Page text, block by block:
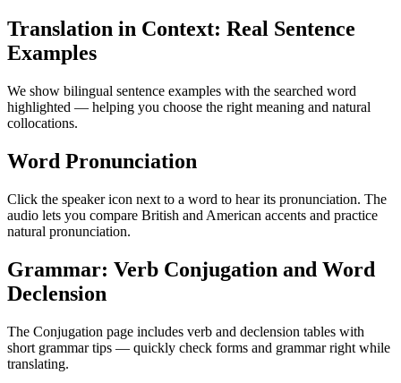
Translation in Context: Real Sentence
Examples
We show bilingual sentence examples with the searched word
highlighted — helping you choose the right meaning and natural
collocations.
Word Pronunciation
Click the speaker icon next to a word to hear its pronunciation. The
audio lets you compare British and American accents and practice
natural pronunciation.
Grammar: Verb Conjugation and Word
Declension
The Conjugation page includes verb and declension tables with
short grammar tips — quickly check forms and grammar right while
translating.